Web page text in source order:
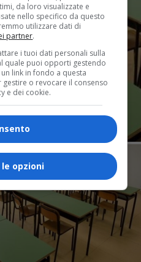
da loro visualizzate e
nello specifico da questo
utilizzare dati di
partner.
i tuoi dati personali sulla
quale puoi opporti gestendo
link in fondo a questa
o revocare il consenso
e dei cookie.
opzioni